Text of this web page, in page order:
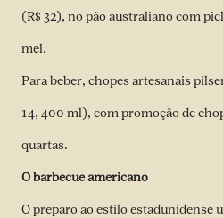
(R$ 32), no pão australiano com
mel.
Para beber, chopes artesanais
14, 400 ml), com promoção de
quartas.
O barbecue americano
O preparo ao estilo estadunidense